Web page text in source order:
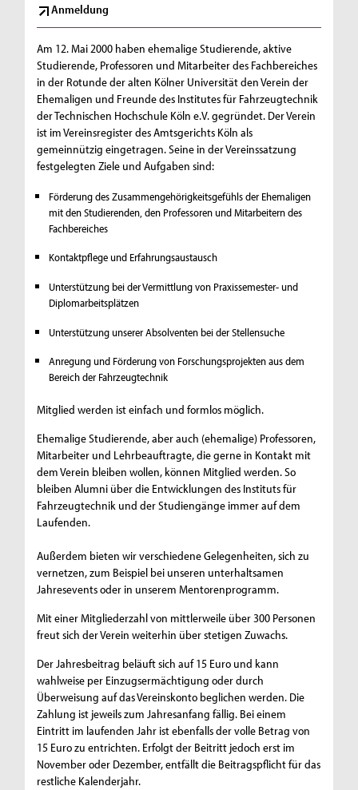
Anmeldung
Am 12. Mai 2000 haben ehemalige Studierende, aktive
Studierende, Professoren und Mitarbeiter des Fachbereiches
in der Rotunde der alten Kölner Universität den Verein der
Ehemaligen und Freunde des Institutes für Fahrzeugtechnik
der Technischen Hochschule Köln e.V. gegründet. Der Verein
ist im Vereinsregister des Amtsgerichts Köln als
gemeinnützig eingetragen. Seine in der Vereinssatzung
festgelegten Ziele und Aufgaben sind:
Förderung des Zusammengehörigkeitsgefühls der Ehemaligen
mit den Studierenden, den Professoren und Mitarbeitern des
Fachbereiches
Kontaktpflege und Erfahrungsaustausch
Unterstützung bei der Vermittlung von Praxissemester- und
Diplomarbeitsplätzen
Unterstützung unserer Absolventen bei der Stellensuche
Anregung und Förderung von Forschungsprojekten aus dem
Bereich der Fahrzeugtechnik
Mitglied werden ist einfach und formlos möglich.
Ehemalige Studierende, aber auch (ehemalige) Professoren,
Mitarbeiter und Lehrbeauftragte, die gerne in Kontakt mit
dem Verein bleiben wollen, können Mitglied werden. So
bleiben Alumni über die Entwicklungen des Instituts für
Fahrzeugtechnik und der Studiengänge immer auf dem
Laufenden.
Außerdem bieten wir verschiedene Gelegenheiten, sich zu
vernetzen, zum Beispiel bei unseren unterhaltsamen
Jahresevents oder in unserem Mentorenprogramm.
Mit einer Mitgliederzahl von mittlerweile über 300 Personen
freut sich der Verein weiterhin über stetigen Zuwachs.
Der Jahresbeitrag beläuft sich auf 15 Euro und kann
wahlweise per Einzugsermächtigung oder durch
Überweisung auf das Vereinskonto beglichen werden. Die
Zahlung ist jeweils zum Jahresanfang fällig. Bei einem
Eintritt im laufenden Jahr ist ebenfalls der volle Betrag von
15 Euro zu entrichten. Erfolgt der Beitritt jedoch erst im
November oder Dezember, entfällt die Beitragspflicht für das
restliche Kalenderjahr.